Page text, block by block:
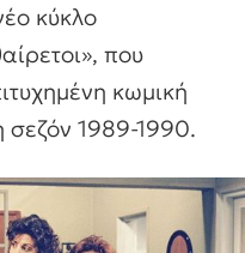
κύκλο
που
κωμική
1989-1990.